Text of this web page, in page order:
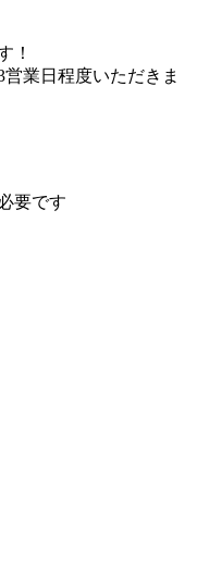
！
業日程度いただきま
要です